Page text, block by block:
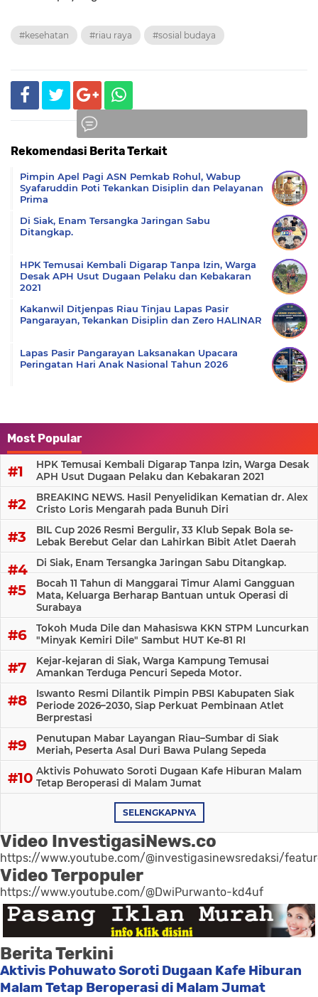
#kesehatan #riau raya #sosial budaya
Rekomendasi Berita Terkait
Pimpin Apel Pagi ASN Pemkab Rohul, Wabup
Syafaruddin Poti Tekankan Disiplin dan Pelayanan
Prima
Di Siak, Enam Tersangka Jaringan Sabu
Ditangkap.
HPK Temusai Kembali Digarap Tanpa Izin, Warga
Desak APH Usut Dugaan Pelaku dan Kebakaran
2021
Kakanwil Ditjenpas Riau Tinjau Lapas Pasir
Pangarayan, Tekankan Disiplin dan Zero HALINAR
Lapas Pasir Pangarayan Laksanakan Upacara
Peringatan Hari Anak Nasional Tahun 2026
Most Popular
HPK Temusai Kembali Digarap Tanpa Izin, Warga Desak
APH Usut Dugaan Pelaku dan Kebakaran 2021
BREAKING NEWS. Hasil Penyelidikan Kematian dr. Alex
Cristo Loris Mengarah pada Bunuh Diri
BIL Cup 2026 Resmi Bergulir, 33 Klub Sepak Bola se-
Lebak Berebut Gelar dan Lahirkan Bibit Atlet Daerah
Di Siak, Enam Tersangka Jaringan Sabu Ditangkap.
Bocah 11 Tahun di Manggarai Timur Alami Gangguan
Mata, Keluarga Berharap Bantuan untuk Operasi di
Surabaya
Tokoh Muda Dile dan Mahasiswa KKN STPM Luncurkan
"Minyak Kemiri Dile" Sambut HUT Ke-81 RI
Kejar-kejaran di Siak, Warga Kampung Temusai
Amankan Terduga Pencuri Sepeda Motor.
Iswanto Resmi Dilantik Pimpin PBSI Kabupaten Siak
Periode 2026–2030, Siap Perkuat Pembinaan Atlet
Berprestasi
Penutupan Mabar Layangan Riau–Sumbar di Siak
Meriah, Peserta Asal Duri Bawa Pulang Sepeda
Aktivis Pohuwato Soroti Dugaan Kafe Hiburan Malam
Tetap Beroperasi di Malam Jumat
SELENGKAPNYA
Video InvestigasiNews.co
https://www.youtube.com/@investigasinewsredaksi/
Video Terpopuler
https://www.youtube.com/@DwiPurwanto-kd4uf
Berita Terkini
Aktivis Pohuwato Soroti Dugaan Kafe Hiburan
Malam Tetap Beroperasi di Malam Jumat